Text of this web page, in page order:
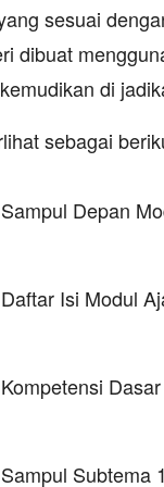
sesuai
dibuat
di
sebagai
Sampul Depan
Daftar Isi Modul
Kompetensi
Sampul Subtema 1